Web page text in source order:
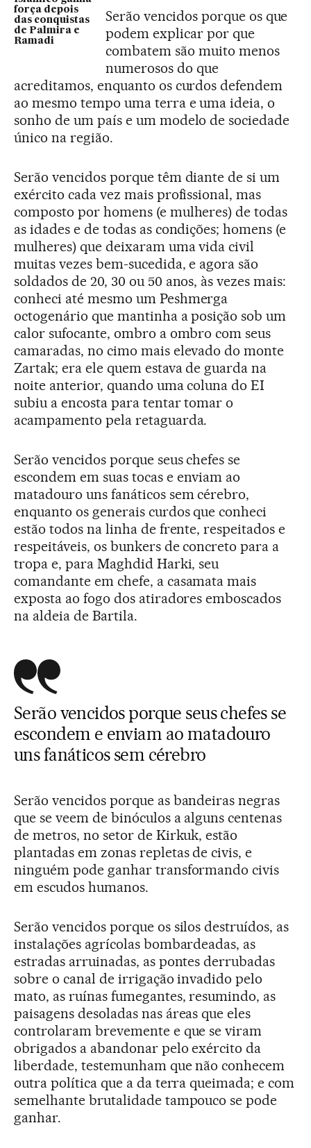
força depois
das conquistas
de Palmira e
Ramadi
Serão vencidos porque os que
podem explicar por que
combatem são muito menos
numerosos do que
acreditamos, enquanto os curdos defendem
ao mesmo tempo uma terra e uma ideia, o
sonho de um país e um modelo de sociedade
único na região.
Serão vencidos porque têm diante de si um
exército cada vez mais profissional, mas
composto por homens (e mulheres) de todas
as idades e de todas as condições; homens (e
mulheres) que deixaram uma vida civil
muitas vezes bem-sucedida, e agora são
soldados de 20, 30 ou 50 anos, às vezes mais:
conheci até mesmo um Peshmerga
octogenário que mantinha a posição sob um
calor sufocante, ombro a ombro com seus
camaradas, no cimo mais elevado do monte
Zartak; era ele quem estava de guarda na
noite anterior, quando uma coluna do EI
subiu a encosta para tentar tomar o
acampamento pela retaguarda.
Serão vencidos porque seus chefes se
escondem em suas tocas e enviam ao
matadouro uns fanáticos sem cérebro,
enquanto os generais curdos que conheci
estão todos na linha de frente, respeitados e
respeitáveis, os bunkers de concreto para a
tropa e, para Maghdid Harki, seu
comandante em chefe, a casamata mais
exposta ao fogo dos atiradores emboscados
na aldeia de Bartila.
Serão vencidos porque seus chefes se
escondem e enviam ao matadouro
uns fanáticos sem cérebro
Serão vencidos porque as bandeiras negras
que se veem de binóculos a alguns centenas
de metros, no setor de Kirkuk, estão
plantadas em zonas repletas de civis, e
ninguém pode ganhar transformando civis
em escudos humanos.
Serão vencidos porque os silos destruídos, as
instalações agrícolas bombardeadas, as
estradas arruinadas, as pontes derrubadas
sobre o canal de irrigação invadido pelo
mato, as ruínas fumegantes, resumindo, as
paisagens desoladas nas áreas que eles
controlaram brevemente e que se viram
obrigados a abandonar pelo exército da
liberdade, testemunham que não conhecem
outra política que a da terra queimada; e com
semelhante brutalidade tampouco se pode
ganhar.